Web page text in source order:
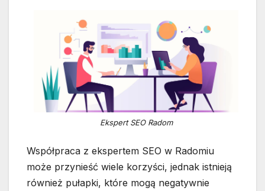
Ekspert SEO Radom
Współpraca z ekspertem SEO w Radomiu
może przynieść wiele korzyści, jednak istnieją
również pułapki, które mogą negatywnie